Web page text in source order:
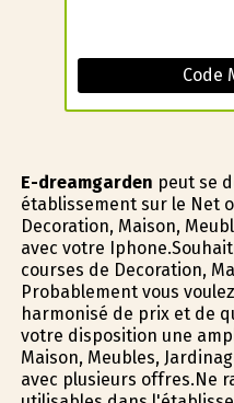
Code
E-dreamgarden peut se
établissement sur le Net
Decoration, Maison,
avec votre
courses de Decoration,
Probablement vous
harmonisé de prix et de
votre disposition une
Maison, Meubles,
avec plusieurs offres.Ne